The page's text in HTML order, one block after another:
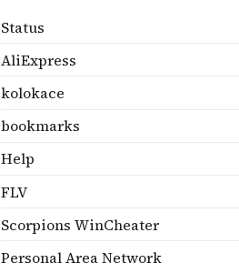
Status
AliExpress
kolokace
bookmarks
Help
FLV
Scorpions WinCheater
Personal Area Network